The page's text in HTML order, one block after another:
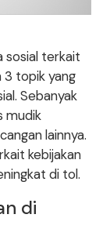
sosial terkait
3 topik yang
Sebanyak
mudik
lainnya.
kebijakan
di tol.
di